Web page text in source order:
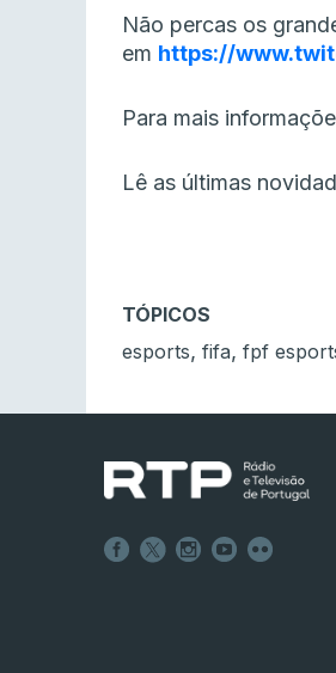
Não percas os
em https://
Para mais
Lê as últimas
TÓPICOS
esports, fifa, fpf